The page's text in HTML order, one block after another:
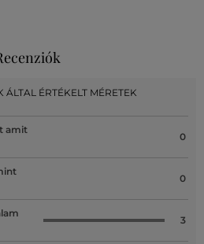
ÁLTAL ÉRTÉKELT MÉRETEK
amit
0
0
3